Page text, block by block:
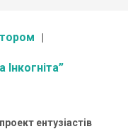
Інкогніта”
ентузіастів